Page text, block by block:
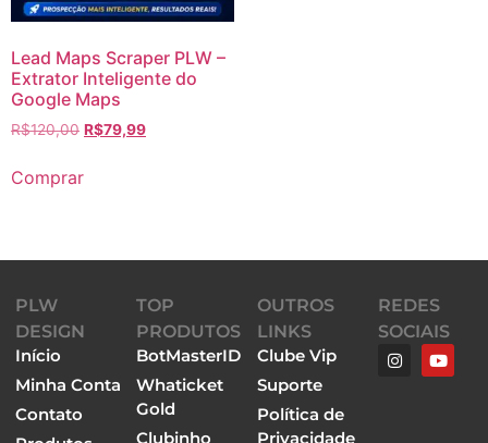
Lead Maps Scraper PLW –
Extrator Inteligente do
Google Maps
R$120,00 R$79,99
Comprar
PLW
DESIGN
Início
Minha Conta
Contato
TOP
PRODUTOS
BotMasterID
Whaticket
Gold
Clubinho
OUTROS
LINKS
Clube Vip
Suporte
Política de
Privacidade
REDES
SOCIAIS